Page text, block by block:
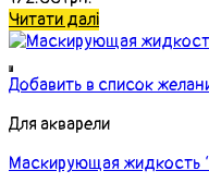
Читати далі
Добавить в список
Для акварели
Маскирующая жидкость